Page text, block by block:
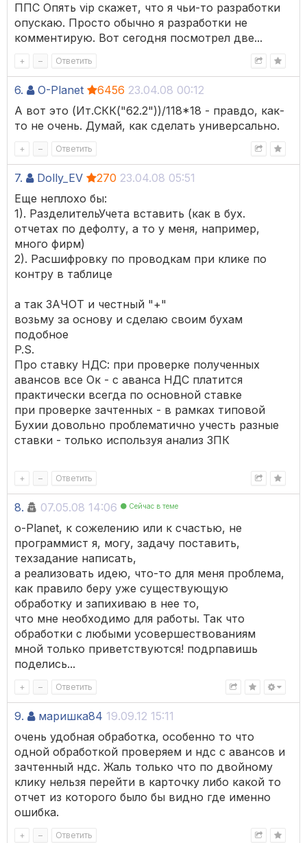
ППС Опять vip скажет, что я чьи-то разработки
опускаю. Просто обычно я разработки не
комментирую. Вот сегодня посмотрел две...
+ – Ответить
6. O-Planet 6456 23.04.08 00:12
А вот это (Ит.СКК("62.2"))/118*18 - правдо, как-
то не очень. Думай, как сделать универсально.
+ – Ответить
7. Dolly_EV 270 23.04.08 05:51
Еще неплохо бы:
1). РазделительУчета вставить (как в бух.
отчетах по дефолту, а то у меня, например,
много фирм)
2). Расшифровку по проводкам при клике по
контру в таблице
а так ЗАЧОТ и честный "+"
возьму за основу и сделаю своим бухам
подобное
P.S.
Про ставку НДС: при проверке полученных
авансов все Ок - с аванса НДС платится
практически всегда по основной ставке
при проверке зачтенных - в рамках типовой
Бухии довольно проблематично учесть разные
ставки - только используя анализ ЗПК
+ – Ответить
8. 07.05.08 14:06 Сейчас в теме
o-Planet, к сожелению или к счастью, не
программист я, могу, задачу поставить,
техзадание написать,
а реализовать идею, что-то для меня проблема,
как правило беру уже существующую
обработку и запихиваю в нее то,
что мне необходимо для работы. Так что
обработки с любыми усовершествованиям
мной только приветствуются! подрпавишь
поделись...
+ – Ответить
9. маришка84 19.09.12 15:11
очень удобная обработка, особенно то что
одной обработкой проверяем и ндс с авансов и
зачтенный ндс. Жаль только что по двойному
клику нельзя перейти в карточку либо какой то
отчет из которого было бы видно где именно
ошибка.
+ – Ответить